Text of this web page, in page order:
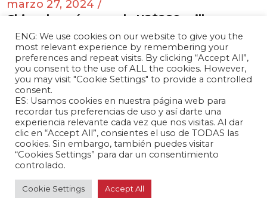
marzo 27, 2024 /
China donará cerca de US$280 millones para
infraestructura educativa en Honduras
Honduras 🇭🇳
marzo 27, 2024 /
BYD y Raízen colaboran en la construcción
de nueve plantas fotovoltaicas en Brasil
Brasil 🇧🇷
ENG: We use cookies on our website to give you the
most relevant experience by remembering your
preferences and repeat visits. By clicking “Accept All”,
you consent to the use of ALL the cookies. However,
you may visit "Cookie Settings" to provide a controlled
consent.
ES: Usamos cookies en nuestra página web para
recordar tus preferencias de uso y así darte una
experiencia relevante cada vez que nos visitas. Al dar
clic en “Accept All”, consientes el uso de TODAS las
cookies. Sin embargo, también puedes visitar
“Cookies Settings” para dar un consentimiento
controlado.
Cookie Settings Accept All